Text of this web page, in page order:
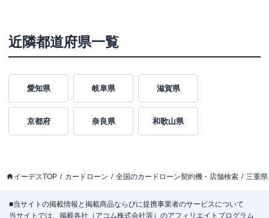
近隣都道府県一覧
愛知県 岐阜県 滋賀県
京都府 奈良県 和歌山県
イーデスTOP カードローン 全国のカードローン契約機・店舗検索 三重県
■当サイトの掲載情報と掲載商品ならびに提携事業者のサービスについて
当サイトでは、掲載各社（アコム株式会社等）のアフィリエイトプログラム